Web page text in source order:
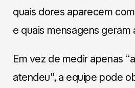
quais dores aparecem
e quais mensagens geram
Em vez de medir apenas
atendeu”, a equipe pode